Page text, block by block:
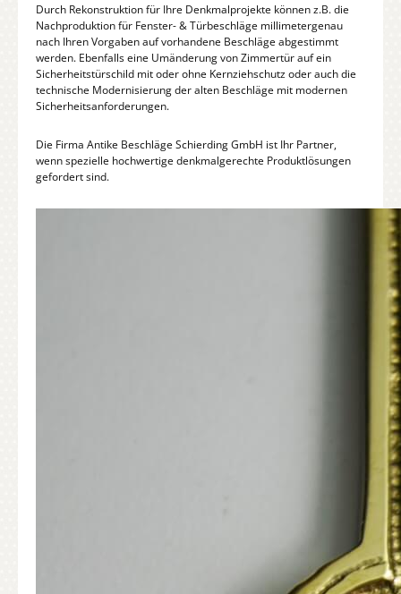
Durch Rekonstruktion für Ihre Denkmalprojekte können z.B. die
Nachproduktion für Fenster- & Türbeschläge millimetergenau
nach Ihren Vorgaben auf vorhandene Beschläge abgestimmt
werden. Ebenfalls eine Umänderung von Zimmertür auf ein
Sicherheitstürschild mit oder ohne Kernziehschutz oder auch die
technische Modernisierung der alten Beschläge mit modernen
Sicherheitsanforderungen.
Die Firma Antike Beschläge Schierding GmbH ist Ihr Partner,
wenn spezielle hochwertige denkmalgerechte Produktlösungen
gefordert sind.